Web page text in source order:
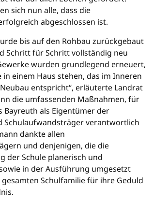
sich nun alle, dass die
abgeschlossen ist.
bis auf den Rohbau zurückgebaut
Schritt für Schritt vollständig neu
wurden grundlegend erneuert,
einem Haus stehen, das im Inneren
entspricht“, erläuterte Landrat
die umfassenden Maßnahmen, für
Bayreuth als Eigentümer der
Schulaufwandsträger verantwortlich
dankte allen
und denjenigen, die die
der Schule planerisch und
in der Ausführung umgesetzt
Schulfamilie für ihre Geduld